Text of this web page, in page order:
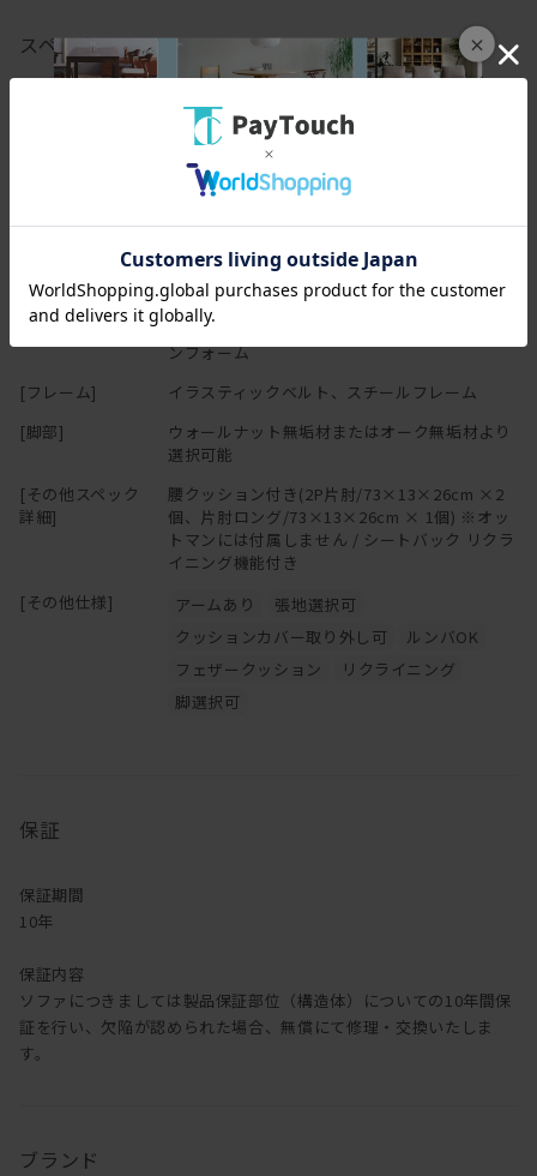
×
座面の奥行も深めなので、横になってぐっすりモードにも。
座った時の姿勢をサポートしてくれるので、
身体へのフィット感を高めてくれます。
もちろん！枕としても活用してください笑
スペック
174cm
116cm
72cm
[座面高さ(SH)]
40cm
12cm
[本体]
背クッション：スモールフェザー(ウレタン芯入
り) 座クッション：上部フェザー、下部ウレタ
ンフォーム
[フレーム]
イラスティックベルト、スチールフレーム
[脚部]
ウォールナット無垢材またはオーク無垢材より
選択可能
[その他スペック
詳細]
腰クッション付き(2P片肘/73×13×26cm ×2
個、片肘ロング/73×13×26cm × 1個) ※オッ
トマンには付属しません / シートバック リクラ
イニング機能付き
[その他仕様]
アームあり
張地選択可
クッションカバー取り外し可
ルンバOK
フェザークッション
リクライニング
脚選択可
保証
保証期間
10年
保証内容
ソファにつきましては製品保証部位（構造体）についての10年間保
証を行い、欠陥が認められた場合、無償にて修理・交換いたしま
す。
ブランド